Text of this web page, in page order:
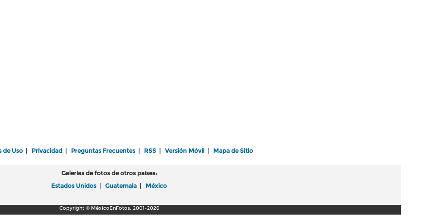
de Uso Privacidad Preguntas Frecuentes RSS Versión Móvil Mapa de Sitio
Galerías de fotos de otros países:
Estados Unidos
Guatemala México
Copyright © MéxicoEnFotos, 2001-2026